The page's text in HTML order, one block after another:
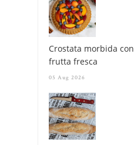
Crostata morbida
frutta fresca
05 Aug 2026